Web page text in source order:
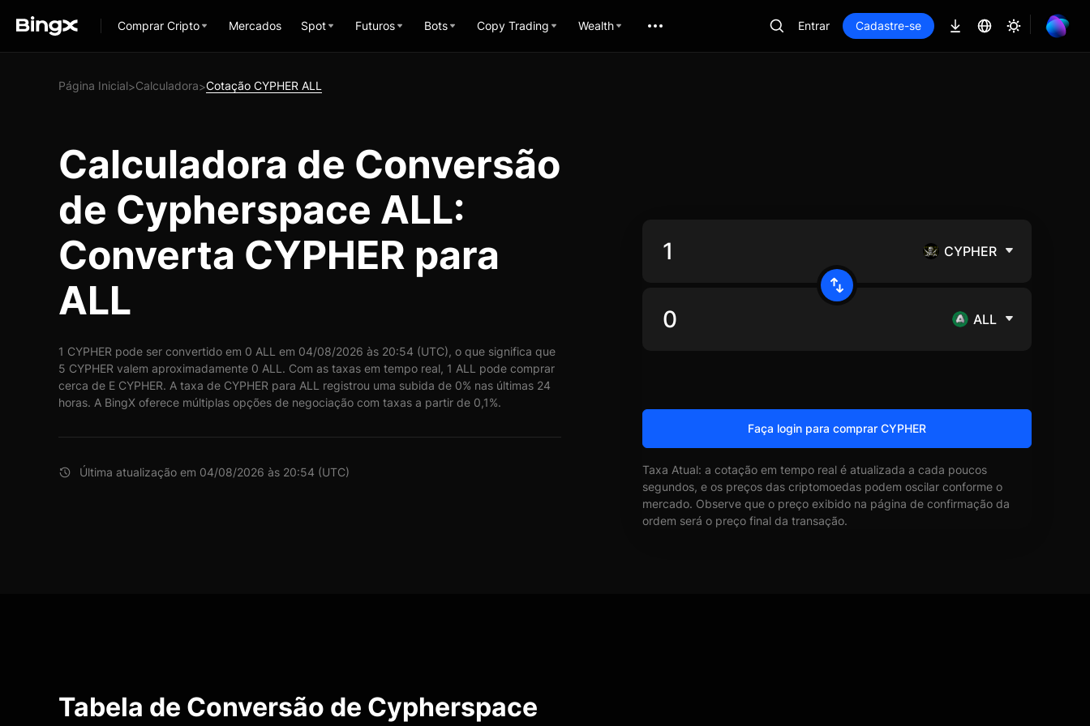
Comprar Cripto Mercados Spot Futuros Bots Copy Trading Wealth Entrar Cadastre-se
Página Inicial>Calculadora>Cotação CYPHER ALL
Calculadora de Conversão
de Cypherspace ALL:
Converta CYPHER para
ALL
1 CYPHER pode ser convertido em 0 ALL em 04/08/2026 às 20:54 (UTC), o que significa que
5 CYPHER valem aproximadamente 0 ALL. Com as taxas em tempo real, 1 ALL pode comprar
cerca de E CYPHER. A taxa de CYPHER para ALL registrou uma subida de 0% nas últimas 24
horas. A BingX oferece múltiplas opções de negociação com taxas a partir de 0,1%.
Última atualização em 04/08/2026 às 20:54 (UTC)
CYPHER
ALL
Faça login para comprar CYPHER
Taxa Atual: a cotação em tempo real é atualizada a cada poucos
segundos, e os preços das criptomoedas podem oscilar conforme o
mercado. Observe que o preço exibido na página de confirmação da
ordem será o preço final da transação.
Tabela de Conversão de Cypherspace